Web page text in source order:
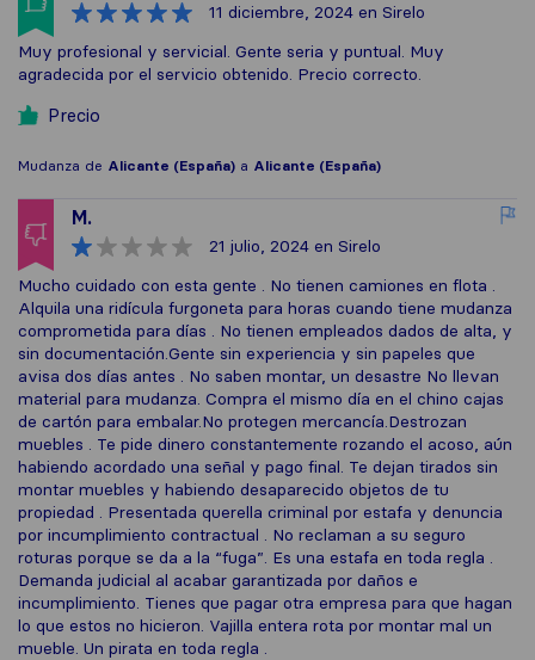
11 diciembre, 2024 en Sirelo
Muy profesional y servicial. Gente seria y puntual. Muy
agradecida por el servicio obtenido. Precio correcto.
Precio
Mudanza de Alicante (España) a Alicante (España)
M.
21 julio, 2024 en Sirelo
Mucho cuidado con esta gente . No tienen camiones en flota .
Alquila una ridícula furgoneta para horas cuando tiene mudanza
comprometida para días . No tienen empleados dados de alta, y
sin documentación.Gente sin experiencia y sin papeles que
avisa dos días antes . No saben montar, un desastre No llevan
material para mudanza. Compra el mismo día en el chino cajas
de cartón para embalar.No protegen mercancía.Destrozan
muebles . Te pide dinero constantemente rozando el acoso, aún
habiendo acordado una señal y pago final. Te dejan tirados sin
montar muebles y habiendo desaparecido objetos de tu
propiedad . Presentada querella criminal por estafa y denuncia
por incumplimiento contractual . No reclaman a su seguro
roturas porque se da a la “fuga”. Es una estafa en toda regla .
Demanda judicial al acabar garantizada por daños e
incumplimiento. Tienes que pagar otra empresa para que hagan
lo que estos no hicieron. Vajilla entera rota por montar mal un
mueble. Un pirata en toda regla .